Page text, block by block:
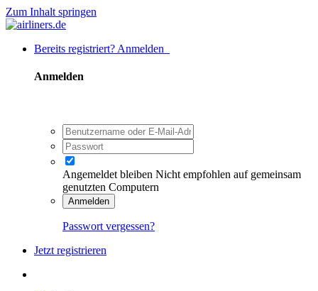
Zum Inhalt springen
Bereits registriert? Anmelden
Anmelden
Angemeldet bleiben Nicht empfohlen auf gemeinsam
genutzten Computern
Anmelden
Passwort vergessen?
Jetzt registrieren